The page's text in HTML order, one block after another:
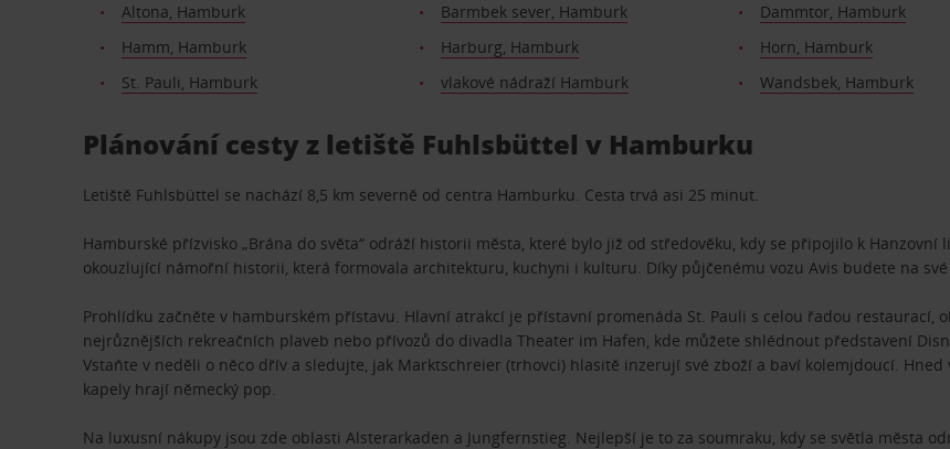
Altona, Hamburk Barmbek sever, Hamburk Dammtor, Hamburk
Hamm, Hamburk
Harburg, Hamburk Horn, Hamburk
St. Pauli, Hamburk
vlakové nádraží Hamburk Wandsbek, Hamburk
Plánování cesty z letiště Fuhlsbüttel v Hamburku
Letiště Fuhlsbüttel se nachází 8,5 km severně od centra Hamburku. Cesta trvá asi 25 minut.
Hamburské přízvisko „Brána do světa“ odráží historii města, které bylo již od středověku, kdy se připojilo k
okouzlující námořní historii, která formovala architekturu, kuchyni i kulturu. Díky půjčenému vozu Avis budete na
Prohlídku začněte v hamburském přístavu. Hlavní atrakcí je přístavní promenáda St. Pauli s celou řadou restaurací,
nejrůznějších rekreačních plaveb nebo přívozů do divadla Theater im Hafen, kde můžete shlédnout představení
Vstaňte v neděli o něco dřív a sledujte, jak Marktschreier (trhovci) hlasitě inzerují své zboží a baví kolemjdoucí.
kapely hrají německý pop.
Na luxusní nákupy jsou zde oblasti Alsterarkaden a Jungfernstieg. Nejlepší je to za soumraku, kdy se světla města